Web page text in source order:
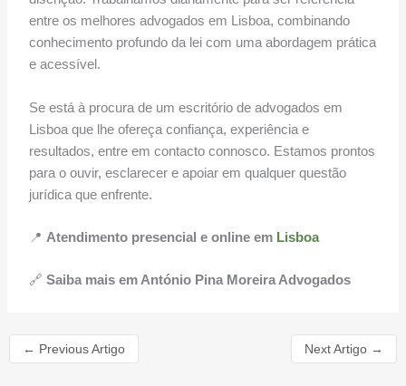
entre os melhores advogados em Lisboa, combinando
conhecimento profundo da lei com uma abordagem prática
e acessível.
Se está à procura de um escritório de advogados em
Lisboa que lhe ofereça confiança, experiência e
resultados, entre em contacto connosco. Estamos prontos
para o ouvir, esclarecer e apoiar em qualquer questão
jurídica que enfrente.
📍 Atendimento presencial e online em Lisboa
🔗 Saiba mais em António Pina Moreira Advogados
← Previous Artigo Next Artigo →